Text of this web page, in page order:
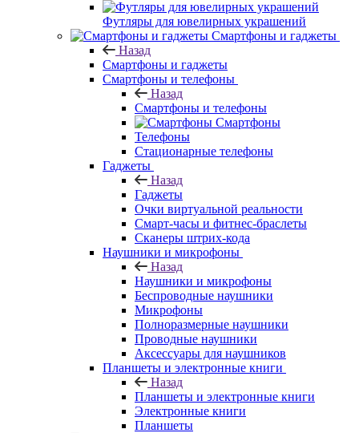
Футляры для ювелирных украшений
Смартфоны и гаджеты
Назад
Смартфоны и гаджеты
Смартфоны и телефоны
Назад
Смартфоны и телефоны
Смартфоны
Телефоны
Стационарные телефоны
Гаджеты
Назад
Гаджеты
Очки виртуальной реальности
Смарт-часы и фитнес-браслеты
Сканеры штрих-кода
Наушники и микрофоны
Назад
Наушники и микрофоны
Беспроводные наушники
Микрофоны
Полноразмерные наушники
Проводные наушники
Аксессуары для наушников
Планшеты и электронные книги
Назад
Планшеты и электронные книги
Электронные книги
Планшеты